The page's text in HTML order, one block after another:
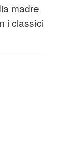
madre
i classici